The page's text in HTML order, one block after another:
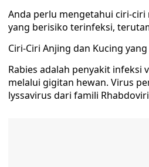
Anda perlu mengetahui ciri-ciri
yang berisiko terinfeksi,
Ciri-Ciri Anjing dan Kucing
Rabies adalah penyakit infeksi
melalui gigitan hewan. Virus
lyssavirus dari famili